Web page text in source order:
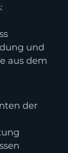
und
aus dem
der